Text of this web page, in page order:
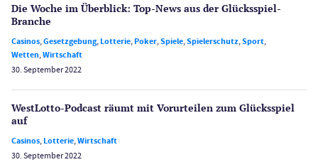
Die Woche im Überblick: Top-News aus der Glücksspiel-
Branche
Casinos,Gesetzgebung,Lotterie,Poker,Spiele,Spielerschutz,Sport,
Wetten,Wirtschaft
30. September 2022
WestLotto-Podcast räumt mit Vorurteilen zum Glücksspiel
auf
Casinos,Lotterie,Wirtschaft
30. September 2022